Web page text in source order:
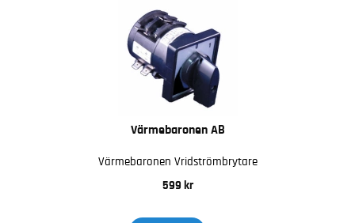
Värmebaronen AB
Värmebaronen Vridströmbrytare
599 kr